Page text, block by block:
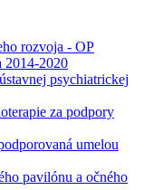
rozvoja - OP
2014-2020
psychiatrickej
za podpory
umelou
pavilónu a očného